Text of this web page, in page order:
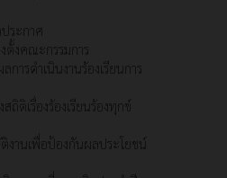
ระกาศ
ตั้งคณะกรรมการ
ลการดำเนินงานร้องเรียนการ
สถิติเรื่องร้องเรียนร้องทุกข์
งานเพื่อป้องกันผลประโยชน์